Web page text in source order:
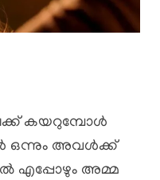
കയറുമ്പോൾ
ഒന്നും അവൾക്ക്
എപ്പോഴും അമ്മ